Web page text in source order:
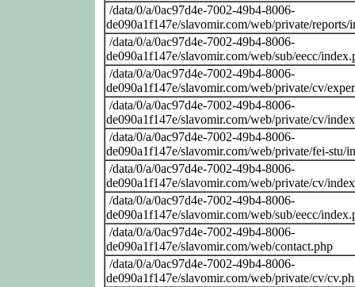
/data/0/a/0ac97d4e-7002-49b4-8006-
de090a1f147e/slavomir.com/web/private/reports/
/data/0/a/0ac97d4e-7002-49b4-8006-
de090a1f147e/slavomir.com/web/sub/eecc/
/data/0/a/0ac97d4e-7002-49b4-8006-
de090a1f147e/slavomir.com/web/private/cv/
/data/0/a/0ac97d4e-7002-49b4-8006-
de090a1f147e/slavomir.com/web/private/cv/
/data/0/a/0ac97d4e-7002-49b4-8006-
de090a1f147e/slavomir.com/web/private/fei-stu/
/data/0/a/0ac97d4e-7002-49b4-8006-
de090a1f147e/slavomir.com/web/private/cv/
/data/0/a/0ac97d4e-7002-49b4-8006-
de090a1f147e/slavomir.com/web/sub/eecc/
/data/0/a/0ac97d4e-7002-49b4-8006-
de090a1f147e/slavomir.com/web/contact.php
/data/0/a/0ac97d4e-7002-49b4-8006-
de090a1f147e/slavomir.com/web/private/cv/